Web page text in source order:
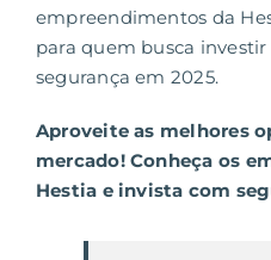
empreendimentos da
para quem busca
segurança em 2025.
Aproveite as melhores
mercado! Conheça os
Hestia e invista com